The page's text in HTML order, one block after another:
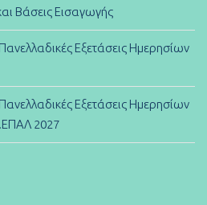
Βάσεις Εισαγωγής
Εξετάσεις Ημερησίων
Εξετάσεις Ημερησίων
2027